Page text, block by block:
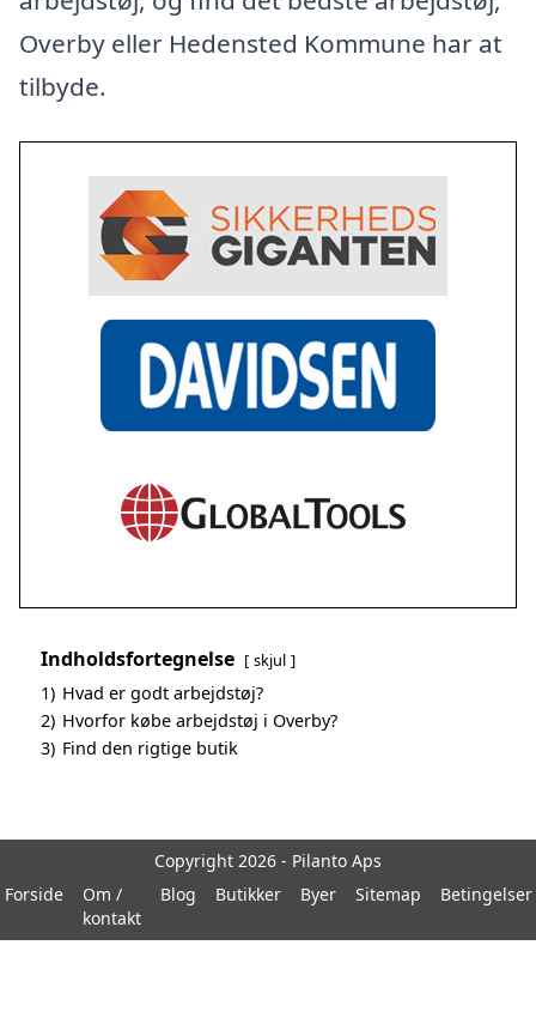
Overby eller Hedensted Kommune har at
tilbyde.
Indholdsfortegnelse skjul
1) Hvad er godt arbejdstøj?
2) Hvorfor købe arbejdstøj i Overby?
3) Find den rigtige butik
Copyright 2026 - Pilanto Aps
Forside
Om /
kontakt
Blog Butikker Byer Sitemap Betingelser